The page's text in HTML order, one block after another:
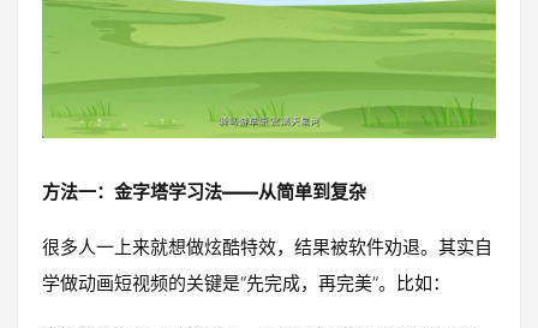
方法一：金字塔学习法——从简单到复杂
很多人一上来就想做炫酷特效，结果被软件劝退。其实自
学做动画短视频的关键是“先完成，再完美”。比如：